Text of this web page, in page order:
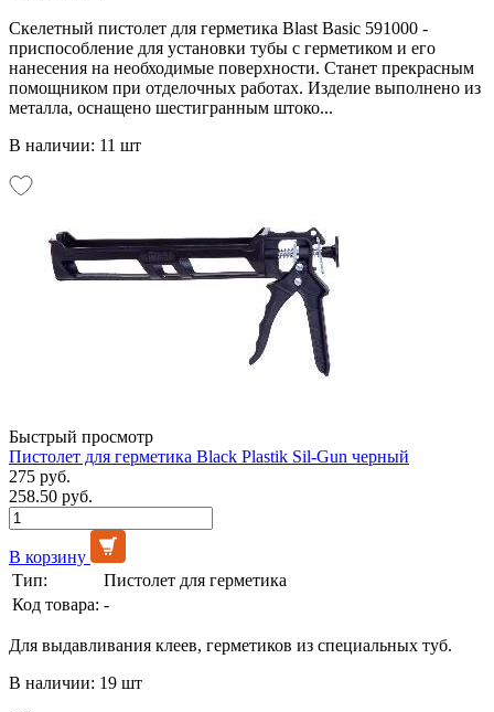
Скелетный пистолет для герметика Blast Basic 591000 -
приспособление для установки тубы с герметиком и его
нанесения на необходимые поверхности. Станет прекрасным
помощником при отделочных работах. Изделие выполнено из
металла, оснащено шестигранным штоко...
В наличии: 11 шт
Быстрый просмотр
Пистолет для герметика Black Plastik Sil-Gun черный
275 руб.
258.50 руб.
В корзину
Тип:
Пистолет для герметика
Код товара: -
Для выдавливания клеев, герметиков из специальных туб.
В наличии: 19 шт